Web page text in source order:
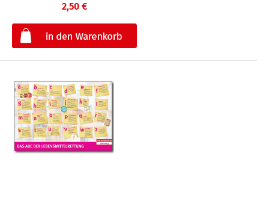
2,50 €